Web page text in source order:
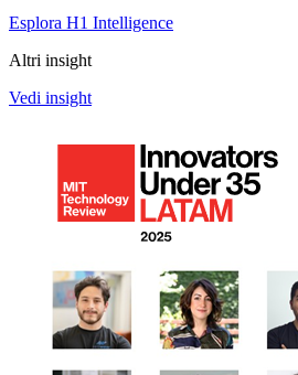
Esplora H1 Intelligence
Altri insight
Vedi insight